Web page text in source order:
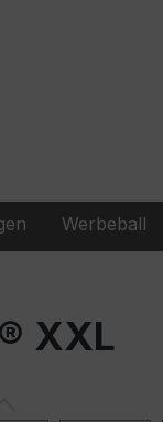
Werbeball
XXL